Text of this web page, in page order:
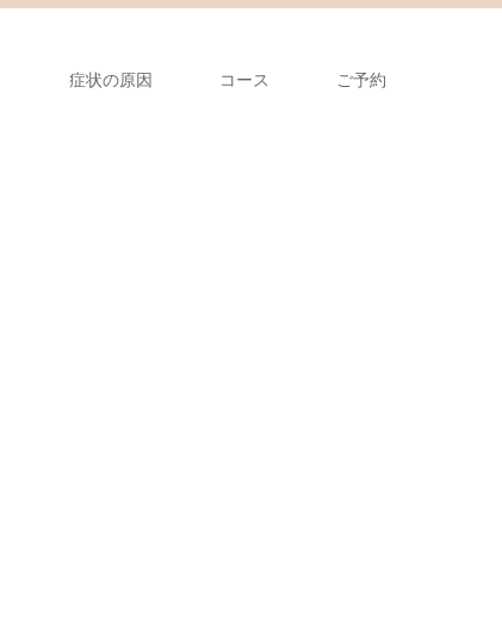
症状の原因 コース ご予約